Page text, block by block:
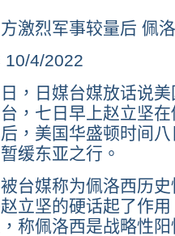
激烈军事较量后 佩
10/4/2022
，日媒台媒放话说
，七日早上赵立坚
，美国华盛顿时间
缓东亚之行。
台媒称为佩洛西历
立坚的硬话起了作
称佩洛西是战略性